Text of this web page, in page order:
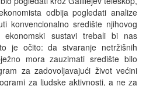
odbija pogledati analize
konvencionalno središte njihovog
ekonomski sustavi trebali bi nas
je očito: da stvaranje netržišnih
mora zauzimati središte bilo
za zadovoljavajući život većini
za ljudske aktivnosti, a ne za